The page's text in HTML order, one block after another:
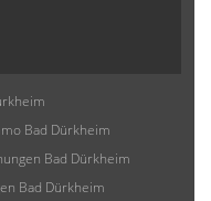
Bad Dürkheim
Bad Dürkheim
Bad Dürkheim